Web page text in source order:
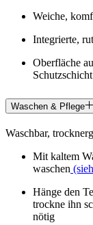
Weiche,
Integrierte,
Oberfläche
Schutzschicht
Waschen & Pflege
Waschbar,
Mit kaltem
waschen
Hänge den
trockne ihn
nötig